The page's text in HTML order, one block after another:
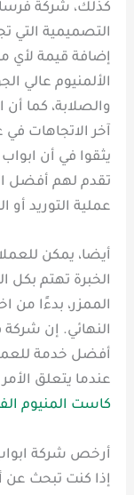
كذلك، شركة
التصميمية التي
إضافة قيمة لأي
الألمنيوم عالي
والصلابة، كما
آخر الاتجاهات في
يثقوا في أن
تقدم لهم أفضل
عملية التوريد أو
أيضا، يمكن
الخبرة تهتم بكل
الممزر، بدءًا من
النهائي. إن شركة
أفضل خدمة
عندما يتعلق
كاست المنيوم
أرخص شركة
إذا كنت تبحث